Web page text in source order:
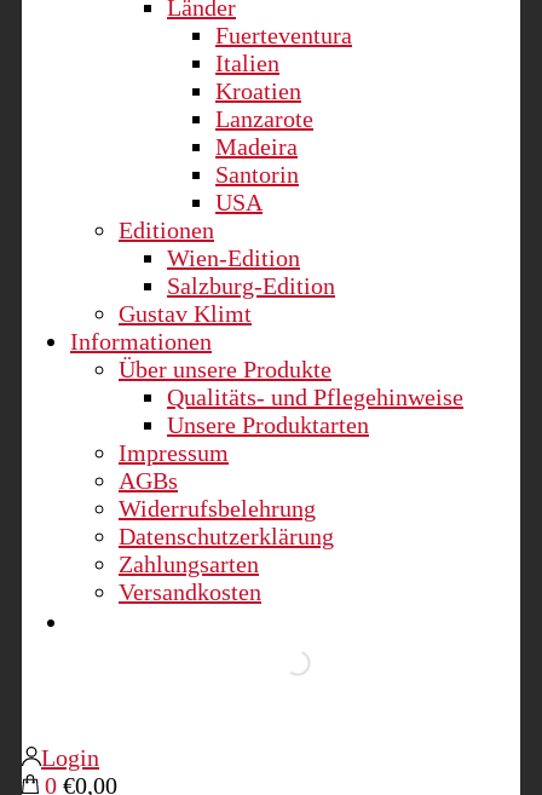
Länder
Fuerteventura
Italien
Kroatien
Lanzarote
Madeira
Santorin
USA
Editionen
Wien-Edition
Salzburg-Edition
Gustav Klimt
Informationen
Über unsere Produkte
Qualitäts- und Pflegehinweise
Unsere Produktarten
Impressum
AGBs
Widerrufsbelehrung
Datenschutzerklärung
Zahlungsarten
Versandkosten
Login
0 €0,00